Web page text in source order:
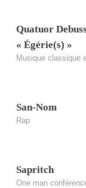
Quatuor
« Égérie(s) »
Musique classique
San-Nom
Rap
Sapritch
One man